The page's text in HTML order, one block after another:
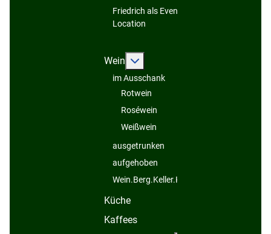
Friedrich als Event-
Location
Wein Weitere Informationen: Wein
im Ausschank
Rotwein
Roséwein
Weißwein
ausgetrunken
aufgehoben
Wein.Berg.Keller.Kelter...
Küche
Kaffees